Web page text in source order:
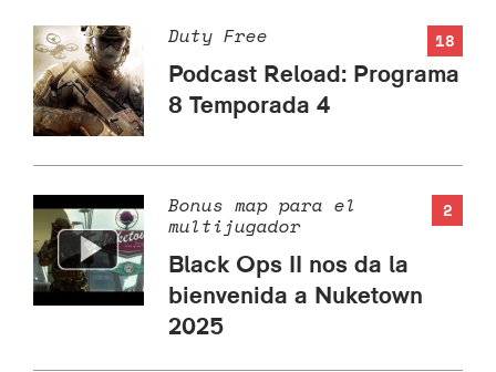
18
Duty Free
Podcast Reload: Programa
8 Temporada 4
2
Bonus map para el
multijugador
Black Ops II nos da la
bienvenida a Nuketown
2025